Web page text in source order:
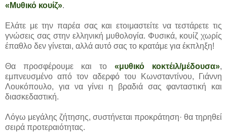
«Μυθικό κουίζ».
Ελάτε με την παρέα σας και ετοιμαστείτε να τεστάρετε τις
γνώσεις σας στην ελληνική μυθολογία. Φυσικά, κουίζ χωρίς
έπαθλο δεν γίνεται, αλλά αυτό σας το κρατάμε για έκπληξη!
Θα προσφέρουμε και το «μυθικό κοκτέιλ/μέδουσα»,
εμπνευσμένο από τον αδερφό του Κωνσταντίνου, Γιάννη
Λουκόπουλο, για να γίνει η βραδιά σας φανταστική και
διασκεδαστική.
Λόγω μεγάλης ζήτησης, συστήνεται προκράτηση· θα τηρηθεί
σειρά προτεραιότητας.